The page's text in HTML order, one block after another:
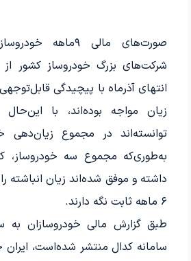
صورت‌های مالی
شرکت‌های بزرگ خودروساز کشور از
انتهای آذرماه با پیچیدگی
زیان مواجه بوده‌اند، با
توانسته‌اند در مجموع زیان‌دهی
به‌طوری‌که مجموع سه خودروساز،
داشته و موفق شده‌اند زیان انباشته
۶ ماهه ثابت نگه دارند.
طبق گزارش مالی خودروسازان به
سامانه کدال منتشر شده‌است، ایران‌